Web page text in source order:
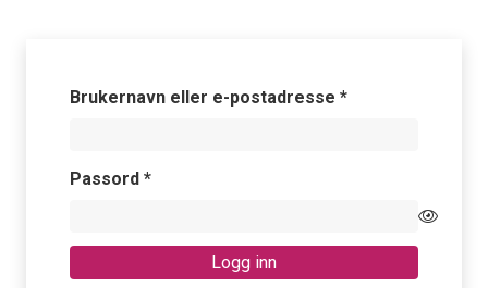
Brukernavn eller e-postadresse *Påkrevd
Passord *Påkrevd
Logg inn